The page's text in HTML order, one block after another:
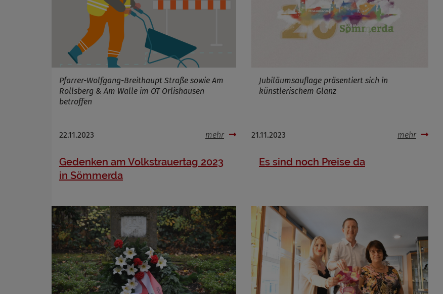
Pfarrer-Wolfgang-Breithaupt Straße sowie Am
Rollsberg & Am Walle im OT Orlishausen
betroffen
22.11.2023 mehr
Jubiläumsauflage präsentiert sich in
künstlerischem Glanz
21.11.2023 mehr
Gedenken am Volkstrauertag 2023
in Sömmerda
Es sind noch Preise da
Infos schließen